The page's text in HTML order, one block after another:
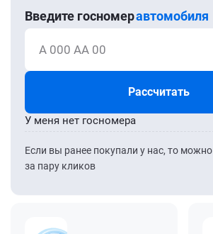
Введите госномеравтомобиля
А 000 АА 00
Рассчитать
Если вы ранее покупали у нас, то можно
за пару кликов
У меня нет госномера